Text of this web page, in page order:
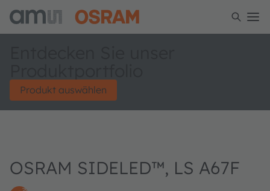
Produkt auswählen
OSRAM SIDELED™, LS A67F